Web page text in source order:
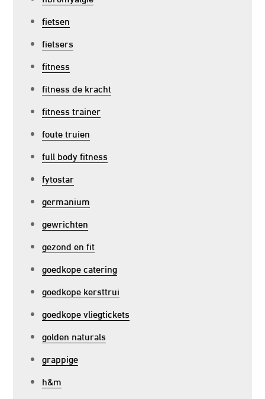
fietsen
fietsers
fitness
fitness de kracht
fitness trainer
foute truien
full body fitness
fytostar
germanium
gewrichten
gezond en fit
goedkope catering
goedkope kersttrui
goedkope vliegtickets
golden naturals
grappige
h&m